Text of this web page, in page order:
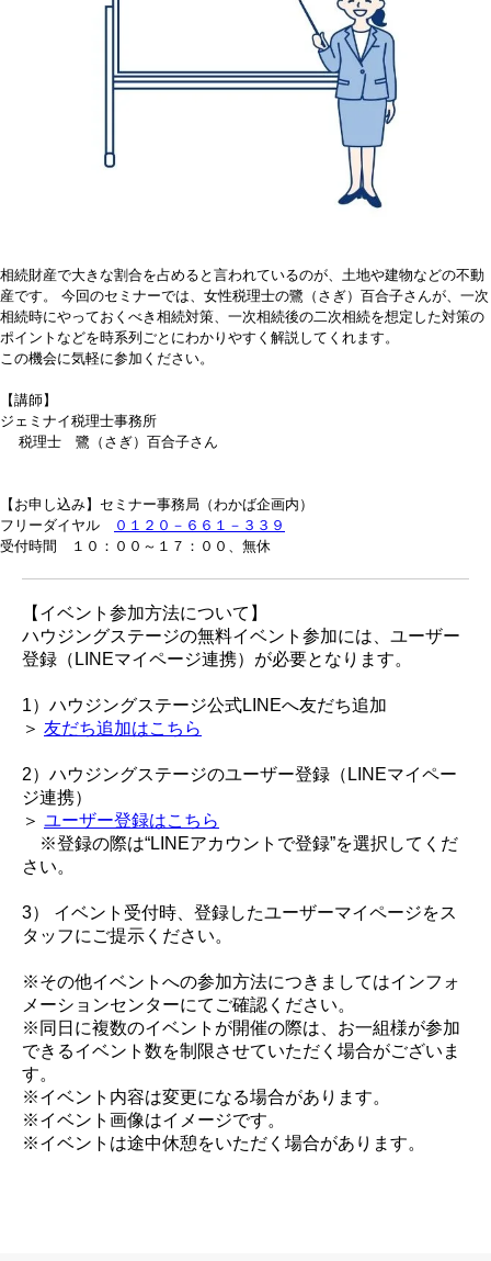
相続財産で大きな割合を占めると言われているのが、土地や建物などの不動
産です。 今回のセミナーでは、女性税理士の鷺（さぎ）百合子さんが、一次
相続時にやっておくべき相続対策、一次相続後の二次相続を想定した対策の
ポイントなどを時系列ごとにわかりやすく解説してくれます。
この機会に気軽に参加ください。
【講師】
ジェミナイ税理士事務所
税理士 鷺（さぎ）百合子さん
【お申し込み】セミナー事務局（わかば企画内）
フリーダイヤル
０１２０－６６１－３３９
受付時間 １０：００～１７：００、無休
【イベント参加方法について】
ハウジングステージの無料イベント参加には、ユーザー
登録（LINEマイページ連携）が必要となります。
1）ハウジングステージ公式LINEへ友だち追加
＞ 友だち追加はこちら
2）ハウジングステージのユーザー登録（LINEマイペー
ジ連携）
＞ ユーザー登録はこちら
※登録の際は“LINEアカウントで登録”を選択してくだ
さい。
3） イベント受付時、登録したユーザーマイページをス
タッフにご提示ください。
※その他イベントへの参加方法につきましてはインフォ
メーションセンターにてご確認ください。
※同日に複数のイベントが開催の際は、お一組様が参加
できるイベント数を制限させていただく場合がございま
す。
※イベント内容は変更になる場合があります。
※イベント画像はイメージです。
※イベントは途中休憩をいただく場合があります。